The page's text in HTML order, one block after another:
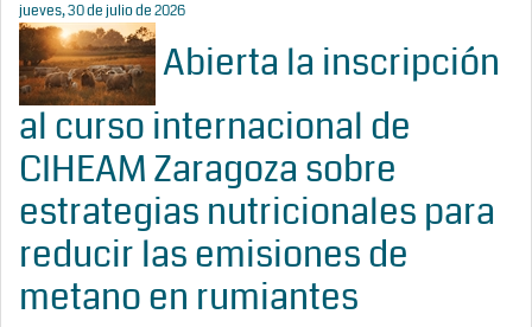
jueves, 30 de julio de 2026
Abierta la inscripción
al curso internacional de
CIHEAM Zaragoza sobre
estrategias nutricionales para
reducir las emisiones de
metano en rumiantes